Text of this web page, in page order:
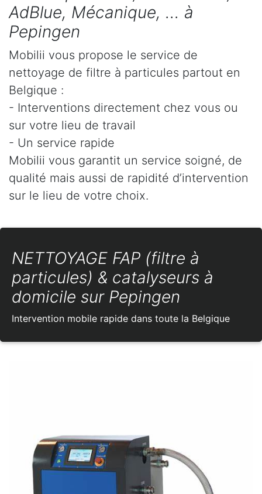
AdBlue, Mécanique, ... à
Pepingen
Mobilii vous propose le service de
nettoyage de filtre à particules partout en
Belgique :
- Interventions directement chez vous ou
sur votre lieu de travail
- Un service rapide
Mobilii vous garantit un service soigné, de
qualité mais aussi de rapidité d’intervention
sur le lieu de votre choix.
NETTOYAGE FAP (filtre à
particules) & catalyseurs à
domicile sur Pepingen
Intervention mobile rapide dans toute la Belgique